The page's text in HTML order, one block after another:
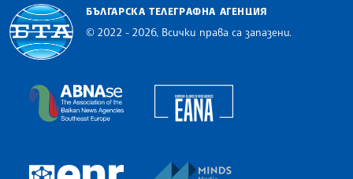
БЪЛГАРСКА ТЕЛЕГРАФНА АГЕНЦИЯ
© 2022 - 2026, Всички права са запазени.
The Assocoation of the Balkan News Agencies
European Newsroom